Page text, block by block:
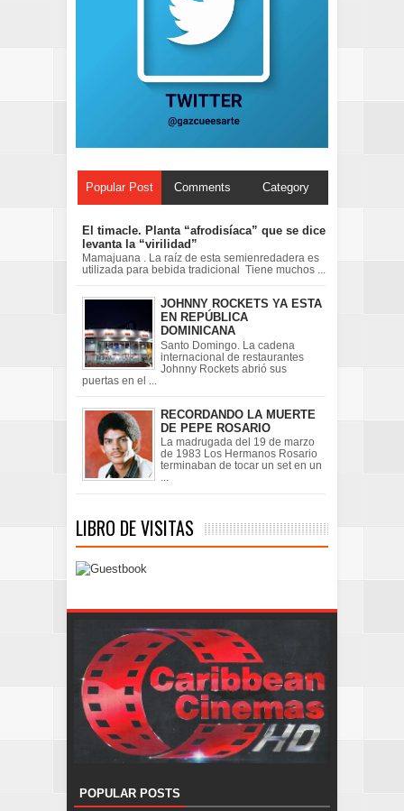
Popular Post Comments Category
El timacle. Planta “afrodisíaca” que se dice
levanta la “virilidad”
Mamajuana . La raíz de esta semienredadera es
utilizada para bebida tradicional Tiene muchos ...
JOHNNY ROCKETS YA ESTA
EN REPÚBLICA
DOMINICANA
Santo Domingo. La cadena
internacional de restaurantes
Johnny Rockets abrió sus
puertas en el ...
RECORDANDO LA MUERTE
DE PEPE ROSARIO
La madrugada del 19 de marzo
de 1983 Los Hermanos Rosario
terminaban de tocar un set en un
...
LIBRO DE VISITAS
POPULAR POSTS